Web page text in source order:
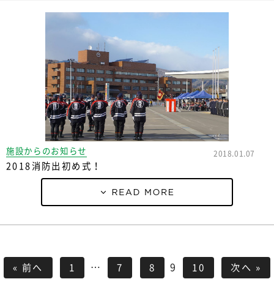
施設からのお知らせ 2018.01.07
2018消防出初め式！
« 前へ 1 … 7 8 9 10 次へ »